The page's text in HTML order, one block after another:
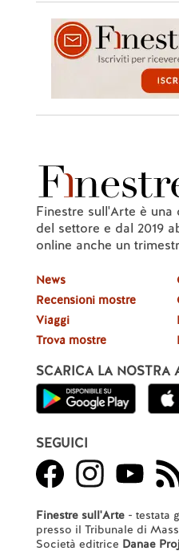
Finestre sull'Arte è
del settore e dal 2019
online anche un
News
Recensioni mostre
Viaggi
Trova mostre
SCARICA LA NOSTRA
SEGUICI
Finestre sull'Arte- testata
presso il Tribunale di
Società editrice Danae